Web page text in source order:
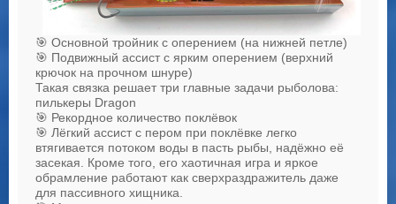
🎯 Основной тройник с оперением (на нижней петле)
🎯 Подвижный ассист с ярким оперением (верхний
крючок на прочном шнуре)
Такая связка решает три главные задачи рыболова:
пилькеры Dragon
🎯 Рекордное количество поклёвок
🎯 Лёгкий ассист с пером при поклёвке легко
втягивается потоком воды в пасть рыбы, надёжно её
засекая. Кроме того, его хаотичная игра и яркое
обрамление работают как сверхраздражитель даже
для пассивного хищника.